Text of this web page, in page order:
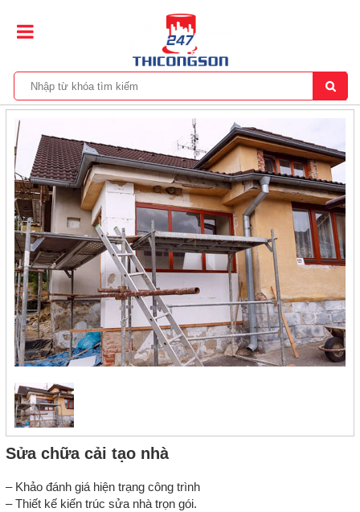
Sửa chữa cải tạo nhà
– Khảo đánh giá hiện trạng công trình
– Thiết kế kiến trúc sửa nhà trọn gói.